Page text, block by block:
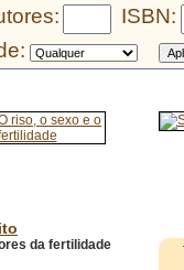
ISBN:
da fertilidade